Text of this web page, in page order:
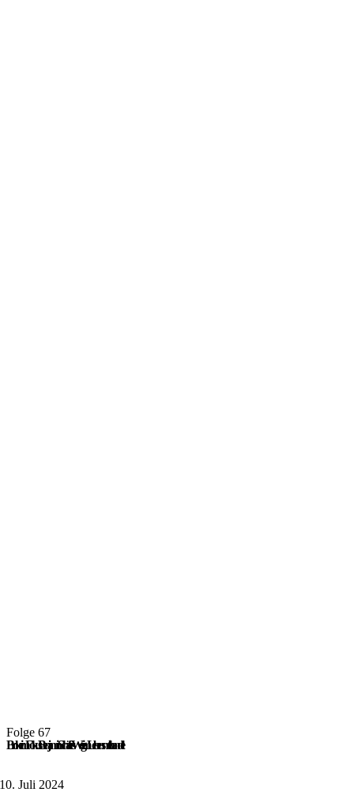
Folge 67
Broker im Fokus: Benjamin Schäfers Weg im Lebensmittelhandel
10. Juli 2024